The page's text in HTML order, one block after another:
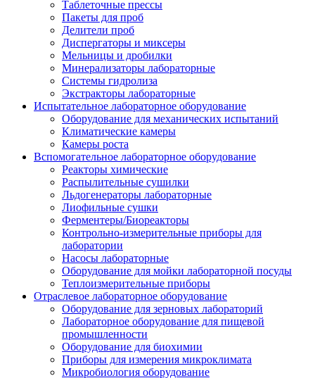
Таблеточные прессы
Пакеты для проб
Делители проб
Диспергаторы и миксеры
Мельницы и дробилки
Минерализаторы лабораторные
Системы гидролиза
Экстракторы лабораторные
Испытательное лабораторное оборудование
Оборудование для механических испытаний
Климатические камеры
Камеры роста
Вспомогательное лабораторное оборудование
Реакторы химические
Распылительные сушилки
Льдогенераторы лабораторные
Лиофильные сушки
Ферментеры/Биореакторы
Контрольно-измерительные приборы для
лаборатории
Насосы лабораторные
Оборудование для мойки лабораторной посуды
Теплоизмерительные приборы
Отраслевое лабораторное оборудование
Оборудование для зерновых лабораторий
Лабораторное оборудование для пищевой
промышленности
Оборудование для биохимии
Приборы для измерения микроклимата
Микробиология оборудование